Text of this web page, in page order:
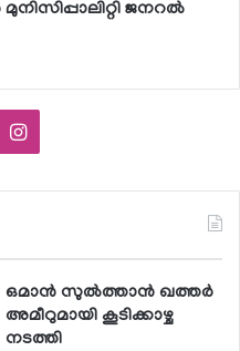
ജനറല്‍
Instagram
ഒമാന്‍ സുല്‍ത്താന്‍ ഖത്തര്‍
അമീറുമായി കൂടിക്കാഴ്ച
നടത്തി